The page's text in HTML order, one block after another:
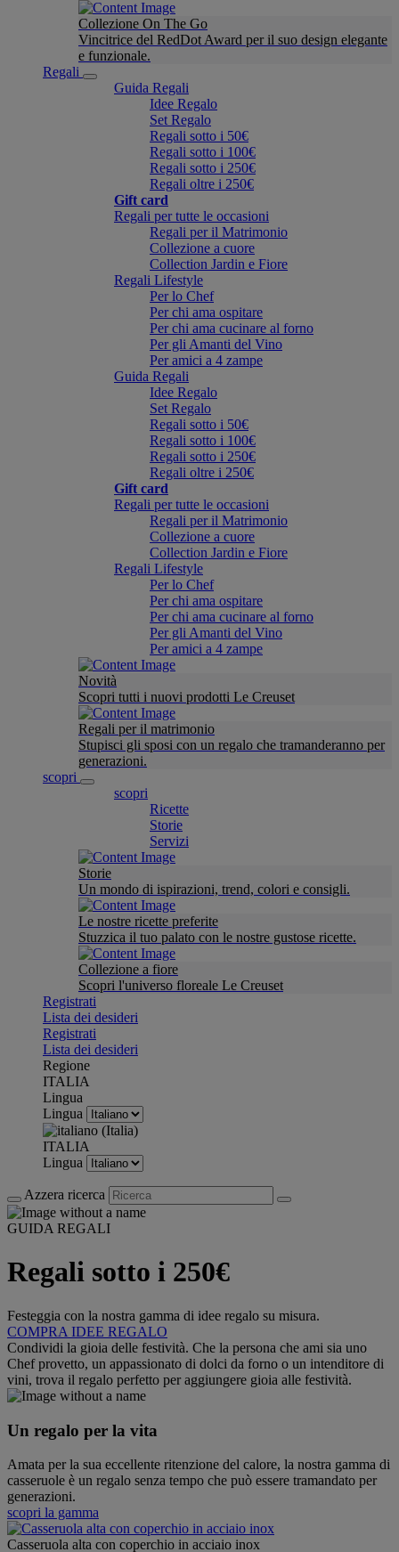
Collezione On The Go
Vincitrice del RedDot Award per il suo design elegante
e funzionale.
Regali
Guida Regali
Idee Regalo
Set Regalo
Regali sotto i 50€
Regali sotto i 100€
Regali sotto i 250€
Regali oltre i 250€
Gift card
Regali per tutte le occasioni
Regali per il Matrimonio
Collezione a cuore
Collection Jardin e Fiore
Regali Lifestyle
Per lo Chef
Per chi ama ospitare
Per chi ama cucinare al forno
Per gli Amanti del Vino
Per amici a 4 zampe
Guida Regali
Idee Regalo
Set Regalo
Regali sotto i 50€
Regali sotto i 100€
Regali sotto i 250€
Regali oltre i 250€
Gift card
Regali per tutte le occasioni
Regali per il Matrimonio
Collezione a cuore
Collection Jardin e Fiore
Regali Lifestyle
Per lo Chef
Per chi ama ospitare
Per chi ama cucinare al forno
Per gli Amanti del Vino
Per amici a 4 zampe
Novità
Scopri tutti i nuovi prodotti Le Creuset
Regali per il matrimonio
Stupisci gli sposi con un regalo che tramanderanno per
generazioni.
scopri
scopri
Ricette
Storie
Servizi
Storie
Un mondo di ispirazioni, trend, colori e consigli.
Le nostre ricette preferite
Stuzzica il tuo palato con le nostre gustose ricette.
Collezione a fiore
Scopri l'universo floreale Le Creuset
Registrati
Lista dei desideri
Registrati
Lista dei desideri
Regione
ITALIA
Lingua
Lingua
ITALIA
Lingua
Azzera ricerca
GUIDA REGALI
Regali sotto i 250€
Festeggia con la nostra gamma di idee regalo su misura.
COMPRA IDEE REGALO
Condividi la gioia delle festività. Che la persona che ami sia uno
Chef provetto, un appassionato di dolci da forno o un intenditore di
vini, trova il regalo perfetto per aggiungere gioia alle festività.
Un regalo per la vita
Amata per la sua eccellente ritenzione del calore, la nostra gamma di
casseruole è un regalo senza tempo che può essere tramandato per
generazioni.
scopri la gamma
Casseruola alta con coperchio in acciaio inox